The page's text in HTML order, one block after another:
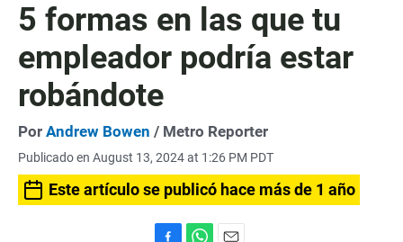
5 formas en las que tu
empleador podría estar
robándote
Por Andrew Bowen / Metro Reporter
Publicado en August 13, 2024 at 1:26 PM PDT
Este artículo se publicó hace más de 1 año